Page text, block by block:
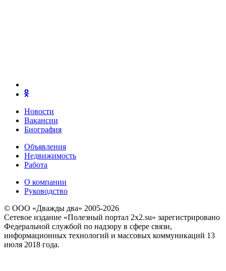
Новости
Вакансии
Биография
Объявления
Недвижимость
Работа
О компании
Руководство
© ООО «Дважды два» 2005-2026
Сетевое издание «Полезный портал 2x2.su» зарегистрировано
Федеральной службой по надзору в сфере связи,
информационных технологий и массовых коммуникаций 13
июля 2018 года.